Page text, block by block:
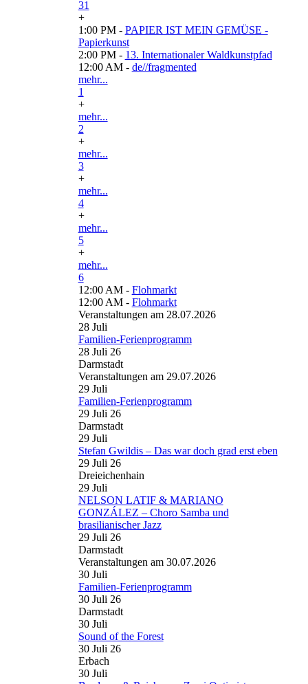
31
+
1:00 PM - PAPIER IST MEIN GEMÜSE -
Papierkunst
2:00 PM - 13. Internationaler Waldkunstpfad
12:00 AM - de//fragmented
mehr...
1
+
mehr...
2
+
mehr...
3
+
mehr...
4
+
mehr...
5
+
mehr...
6
12:00 AM - Flohmarkt
12:00 AM - Flohmarkt
Veranstaltungen am 28.07.2026
28 Juli
Familien-Ferienprogramm
28 Juli 26
Darmstadt
Veranstaltungen am 29.07.2026
29 Juli
Familien-Ferienprogramm
29 Juli 26
Darmstadt
29 Juli
Stefan Gwildis – Das war doch grad erst eben
29 Juli 26
Dreieichenhain
29 Juli
NELSON LATIF & MARIANO
GONZÁLEZ – Choro Samba und
brasilianischer Jazz
29 Juli 26
Darmstadt
Veranstaltungen am 30.07.2026
30 Juli
Familien-Ferienprogramm
30 Juli 26
Darmstadt
30 Juli
Sound of the Forest
30 Juli 26
Erbach
30 Juli